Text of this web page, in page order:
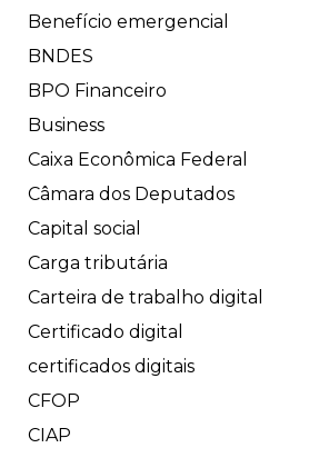
Benefício emergencial
BNDES
BPO Financeiro
Business
Caixa Econômica Federal
Câmara dos Deputados
Capital social
Carga tributária
Carteira de trabalho digital
Certificado digital
certificados digitais
CFOP
CIAP